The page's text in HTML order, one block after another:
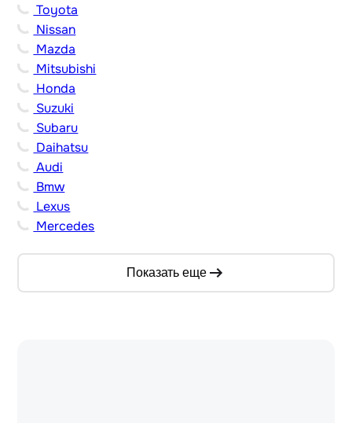
Toyota
Nissan
Mazda
Mitsubishi
Honda
Suzuki
Subaru
Daihatsu
Audi
Bmw
Lexus
Mercedes
Показать еще